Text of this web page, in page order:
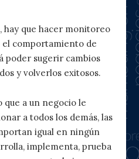
hay que hacer monitoreo
comportamiento de
poder sugerir cambios
y volverlos exitosos.
que a un negocio le
a todos los demás, las
igual en ningún
implementa, prueba